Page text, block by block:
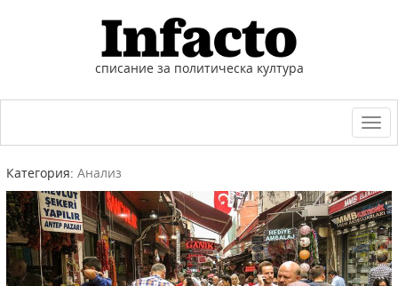
списание за политическа култура
Категория: Анализ